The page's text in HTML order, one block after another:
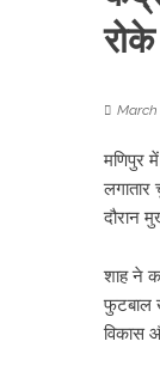
March
मणिपुर
दौरान
शाह ने
फुटबाल
विकास